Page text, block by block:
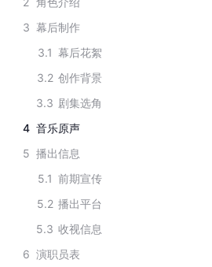
3 幕后制作
3.1 幕后花絮
3.2 创作背景
3.3 剧集选角
4 音乐原声
5 播出信息
5.1 前期宣传
5.2 播出平台
5.3 收视信息
6 演职员表